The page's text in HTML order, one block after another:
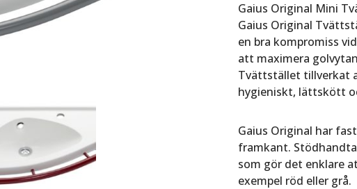
Gaius Original Mini
Gaius Original
en bra kompromiss
att maximera
Tvättstället tillverkat
hygieniskt, lättskött
Gaius Original har
framkant.
som gör det enklare
exempel röd eller grå.